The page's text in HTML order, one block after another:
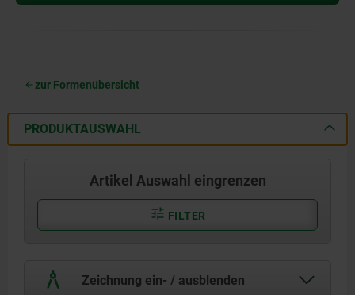
zur Formenübersicht
PRODUKTAUSWAHL
Artikel Auswahl eingrenzen
FILTER
Zeichnung ein- / ausblenden